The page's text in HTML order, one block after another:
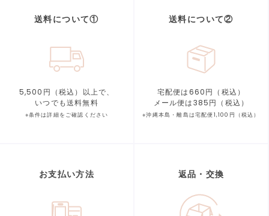
送料について①
5,500円（税込）以上で、
いつでも送料無料
※条件は詳細をご確認ください
送料について②
宅配便は660円（税込）
メール便は385円（税込）
※沖縄本島・離島は宅配便1,100円（税込）
お支払い方法 返品・交換